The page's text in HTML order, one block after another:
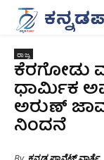
ರಾಜ್ಯ
ಕೆರಗೋಡು
ಧಾರ್ಮಿಕ
ಅರುಣ್
ನಿಂದನೆ